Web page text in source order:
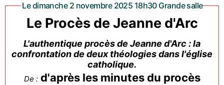
Le dimanche 2 novembre 2025 18h30 Grande salle
Le Procès de Jeanne d'Arc
L'authentique procès de Jeanne d'Arc : la
confrontation de deux théologies dans l'église
catholique.
De : d'après les minutes du procès